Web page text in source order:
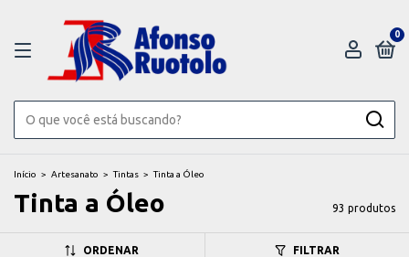
0
Início > Artesanato > Tintas > Tinta a Óleo
Tinta a Óleo 93 produtos
ORDENAR FILTRAR